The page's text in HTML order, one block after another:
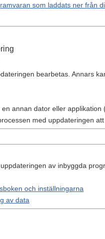
som laddats ner från
bearbetas. Annars
annan dator eller applikation
med uppdateringen att
av inbyggda
och inställningarna
av data